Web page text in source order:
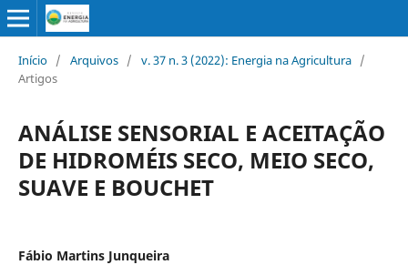
Início / Arquivos / v. 37 n. 3 (2022): Energia na Agricultura /
Artigos
ANÁLISE SENSORIAL E ACEITAÇÃO
DE HIDROMÉIS SECO, MEIO SECO,
SUAVE E BOUCHET
Fábio Martins Junqueira